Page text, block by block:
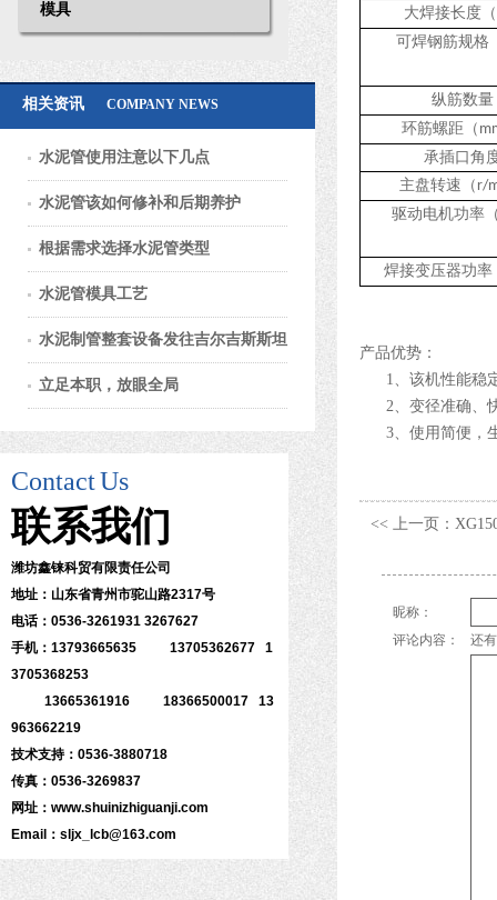
模具
相关资讯 COMPANY NEWS
水泥管使用注意以下几点
水泥管该如何修补和后期养护
根据需求选择水泥管类型
水泥管模具工艺
水泥制管整套设备发往吉尔吉斯斯坦
立足本职，放眼全局
ContactUs
联系我们
潍坊鑫铼科贸有限责任公司
地址：山东省青州市驼山路2317号
电话：0536-3261931 3267627
手机：13793665635 13705362677 1
3705368253
13665361916 18366500017 13
963662219
技术支持：0536-3880718
传真：0536-3269837
网址：www.shuinizhiguanji.com
Email：sljx_lcb@163.com
大焊接长度（
可焊钢筋规格
纵筋数量
环筋螺距（
承插口角
主盘转速（ r/
驱动电机功率
焊接变压器功率
产品优势：
1、 该机性能稳
2、 变径准确、
3、 使用简便，
<< 上一页：
昵称：
评论内容：
还